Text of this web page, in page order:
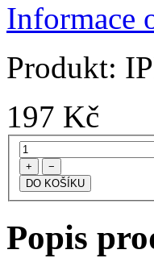
Informace
Produkt:
197 Kč
+ −
Popis